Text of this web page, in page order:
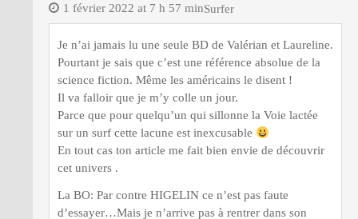
Surfer
1 février 2022 at 7 h 57 min
Je n’ai jamais lu une seule BD de Valérian et Laureline.
Pourtant je sais que c’est une référence absolue de la
science fiction. Même les américains le disent !
Il va falloir que je m’y colle un jour.
Parce que pour quelqu’un qui sillonne la Voie lactée
sur un surf cette lacune est inexcusable
En tout cas ton article me fait bien envie de découvrir
cet univers .
La BO: Par contre HIGELIN ce n’est pas faute
d’essayer…Mais je n’arrive pas à rentrer dans son